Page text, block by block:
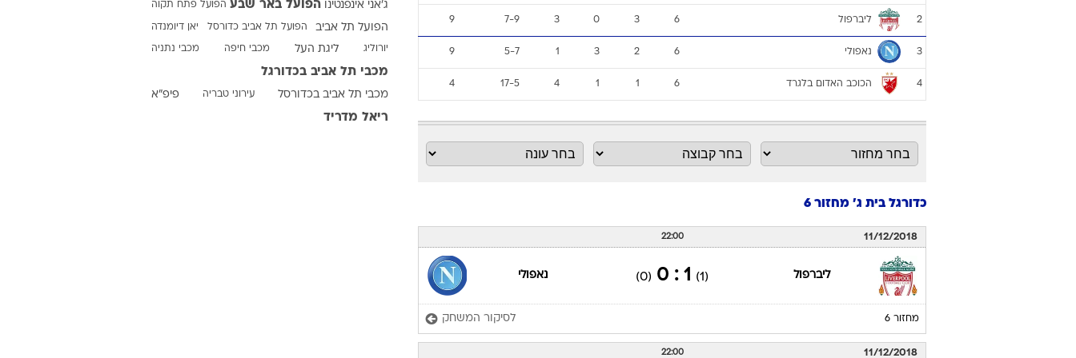
ענפים נוספים
לוח שידורים
החידה של ספורט1
ארכיון מדורים מחוץ לקווים
כתבו לנו
2 ליברפול 6
3
0
3
7-9
9
3 נאפולי 6
2
3
1
5-7
9
4 הכוכב האדום בלגרד 6
1
1
4
17-5
4
כדורגל בית ג' מחזור 6
11/12/2018
22:00
ליברפול (1)
1 : 0
(0) נאפולי
מחזור 6 לסיקור המשחק
11/12/2018
22:00
ג'אני אינפנטינו הפועל באר שבע הפועל פתח תקוה
הפועל תל אביב הפועל תל אביב כדורסל יאן דיומנדה
יורוליג ליגת העל מכבי חיפה מכבי נתניה
מכבי תל אביב בכדורגל
מכבי תל אביב בכדורסל עירוני טבריה פיפ"א
ריאל מדריד